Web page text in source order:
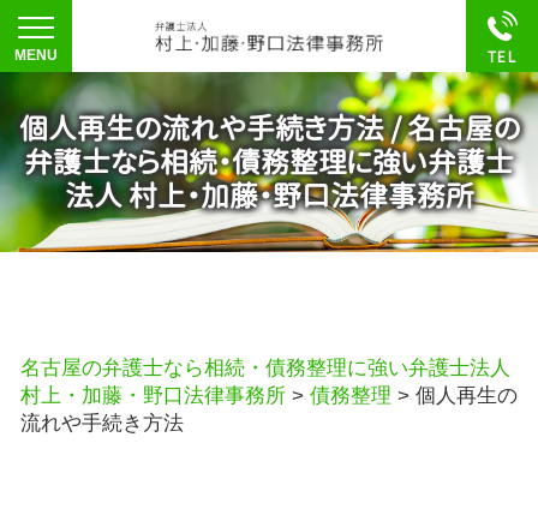
個人再生の流れや手続き方法 / 名古屋の
弁護士なら相続・債務整理に強い弁護士
法人 村上・加藤・野口法律事務所
名古屋の弁護士なら相続・債務整理に強い弁護士法人
村上・加藤・野口法律事務所 > 債務整理 > 個人再生の
流れや手続き方法